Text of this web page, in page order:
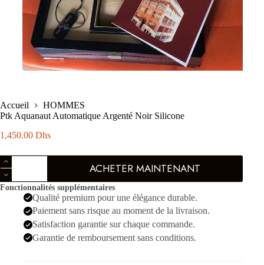
Accueil
HOMMES
Ptk Aquanaut Automatique Argenté Noir Silicone
1,450.00 Dhs
quantité
de
Ptk
Aquanaut
Automatique
Argenté
Silicone
ACHETER MAINTENANT
Fonctionnalités supplémentaires
Qualité premium pour une élégance durable.
Paiement sans risque au moment de la livraison.
Satisfaction garantie sur chaque commande.
Garantie de remboursement sans conditions.